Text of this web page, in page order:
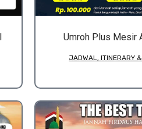
Umroh Plus Mesir
JADWAL, ITINERARY